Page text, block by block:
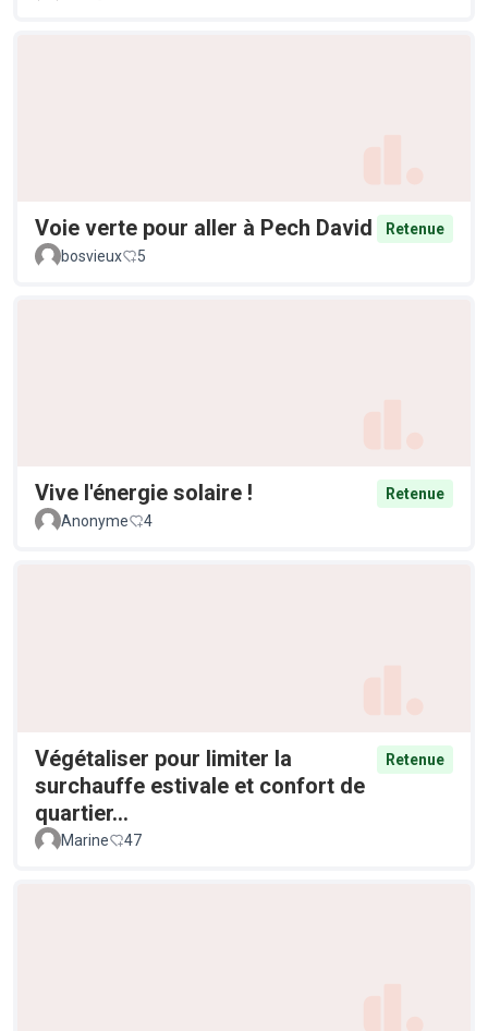
Voie verte pour aller à Pech David
Retenue
bosvieux
5
Vive l'énergie solaire !
Retenue
Anonyme
4
Végétaliser pour limiter la
surchauffe estivale et confort de
quartier...
Retenue
Marine 47